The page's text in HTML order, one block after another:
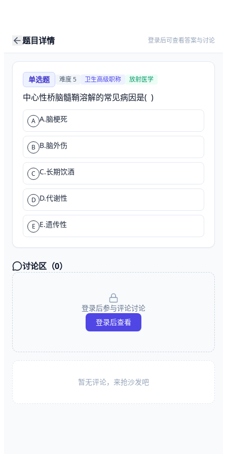
题目详情 登录后可查看答案与讨论
单选题 难度5 卫生高级职称 放射医学
中心性桥脑髓鞘溶解的常见病因是(  )
A A.脑梗死
B B.脑外伤
C C.长期饮酒
D D.代谢性
E E.遗传性
讨论区（0）
登录后参与评论讨论
登录后查看
暂无评论，来抢沙发吧